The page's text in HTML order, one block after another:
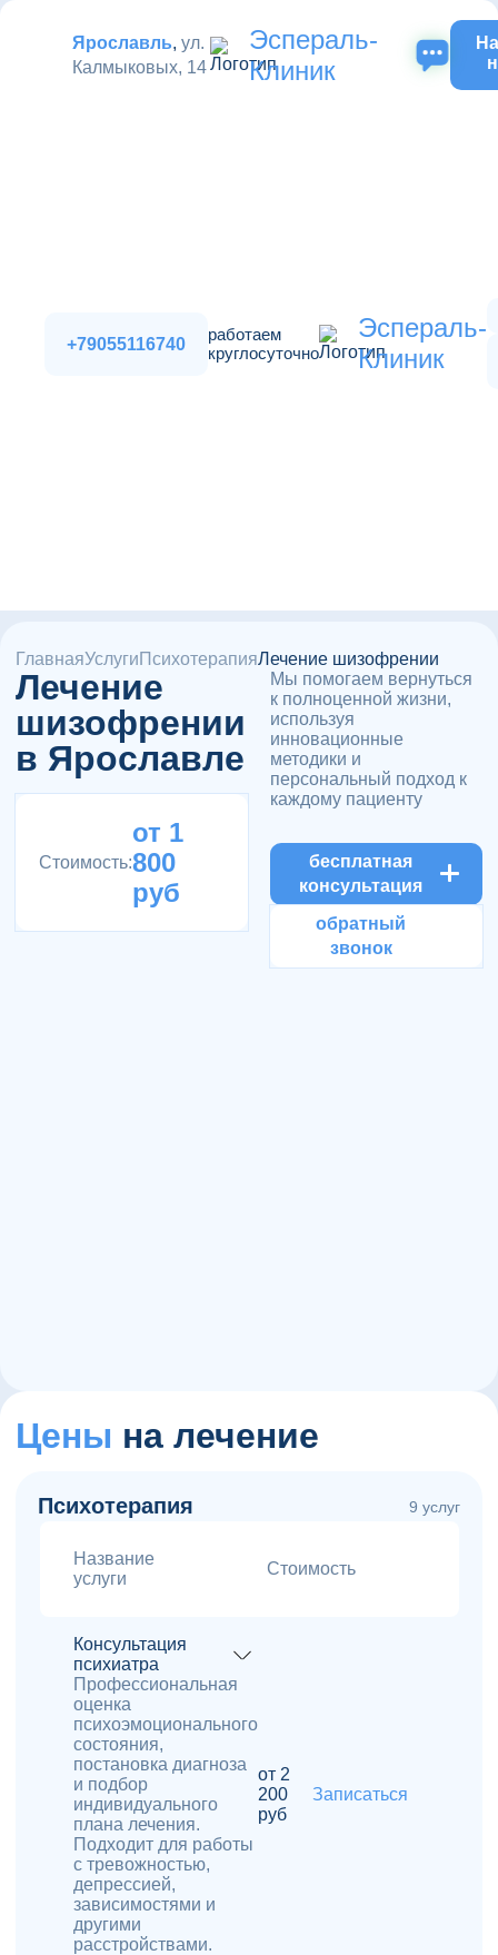
Ярославль,ул.
Калмыковых, 14
Эспераль-
Клиник
+79055116740
работаем
круглосуточно
Эспераль-
Клиник
ГлавнаяУслуги ПсихотерапияЛечение шизофрении
Лечение
шизофрении
в Ярославле
Стоимость:
от 1
800
руб
Мы помогаем вернуться
к полноценной жизни,
используя
инновационные
методики и
персональный подход к
каждому пациенту
бесплатная
консультация
обратный
звонок
Цены на лечение
Психотерапия 9 услуг
Название
услуги
Стоимость
Консультация
психиатра
Профессиональная
оценка
психоэмоционального
состояния,
постановка диагноза
и подбор
индивидуального
плана лечения.
Подходит для работы
с тревожностью,
депрессией,
зависимостями и
другими
расстройствами.
от 2
200
руб
Записаться